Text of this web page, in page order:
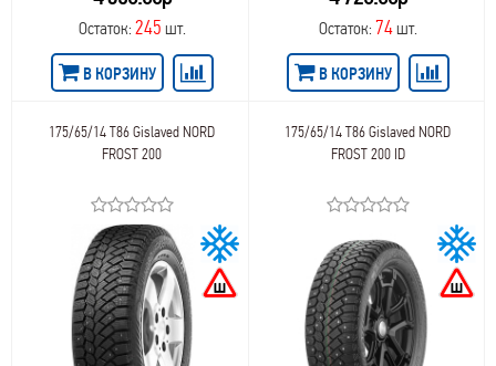
Остаток: 245 шт.
В КОРЗИНУ
Остаток:74шт.
В КОРЗИНУ
175/65/14 T86 Gislaved NORD
FROST 200
175/65/14 T86 Gislaved NORD
FROST 200 ID